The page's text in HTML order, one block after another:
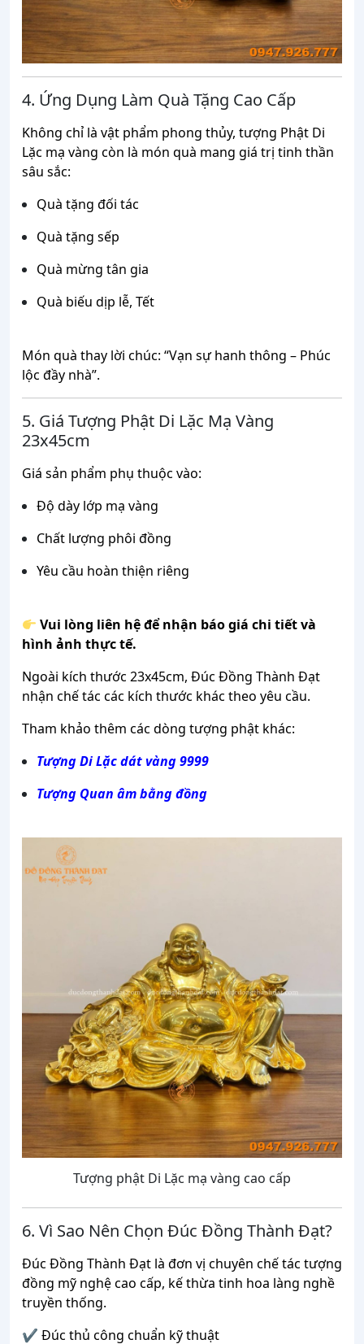
4. Ứng Dụng Làm Quà Tặng Cao Cấp
Không chỉ là vật phẩm phong thủy, tượng Phật Di
Lặc mạ vàng còn là món quà mang giá trị tinh thần
sâu sắc:
Quà tặng đối tác
Quà tặng sếp
Quà mừng tân gia
Quà biếu dịp lễ, Tết
Món quà thay lời chúc: “Vạn sự hanh thông – Phúc
lộc đầy nhà”.
5. Giá Tượng Phật Di Lặc Mạ Vàng
23x45cm
Giá sản phẩm phụ thuộc vào:
Độ dày lớp mạ vàng
Chất lượng phôi đồng
Yêu cầu hoàn thiện riêng
Vui lòng liên hệ để nhận báo giá chi tiết và
hình ảnh thực tế.
Ngoài kích thước 23x45cm, Đúc Đồng Thành Đạt
nhận chế tác các kích thước khác theo yêu cầu.
Tham khảo thêm các dòng tượng phật khác:
Tượng Di Lặc dát vàng 9999
Tượng Quan âm bằng đồng
Tượng phật Di Lặc mạ vàng cao cấp
6. Vì Sao Nên Chọn Đúc Đồng Thành Đạt?
Đúc Đồng Thành Đạt là đơn vị chuyên chế tác tượng
đồng mỹ nghệ cao cấp, kế thừa tinh hoa làng nghề
truyền thống.
✔ Đúc thủ công chuẩn kỹ thuật